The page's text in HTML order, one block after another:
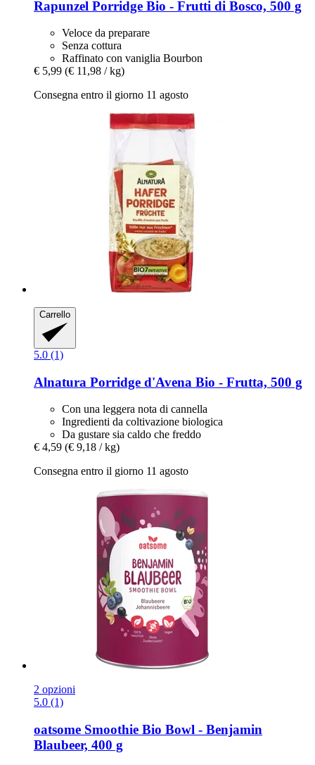
Rapunzel Porridge Bio -​ Frutti di Bosco, 500 g
Veloce da preparare
Senza cottura
Raffinato con vaniglia Bourbon
€ 5,99 (€ 11,98 / kg)
Consegna entro il giorno 11 agosto
Carrello
5.0 (1)
Alnatura Porridge d'Avena Bio -​ Frutta, 500 g
Con una leggera nota di cannella
Ingredienti da coltivazione biologica
Da gustare sia caldo che freddo
€ 4,59 (€ 9,18 / kg)
Consegna entro il giorno 11 agosto
2 opzioni
5.0 (1)
oatsome Smoothie Bio Bowl -​ Benjamin
Blaubeer, 400 g